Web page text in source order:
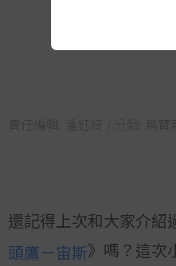
責任編輯: 潘鈺綺 / 分類: 鳥寶
還記得上次和大家介紹
頭鷹－宙斯》嗎？這次